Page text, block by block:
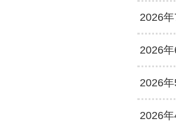
2026年
2026年
2026年
2026年